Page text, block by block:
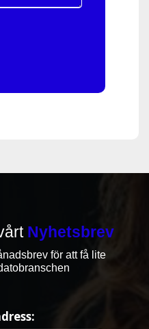
Nyhetsbrev
för att få lite